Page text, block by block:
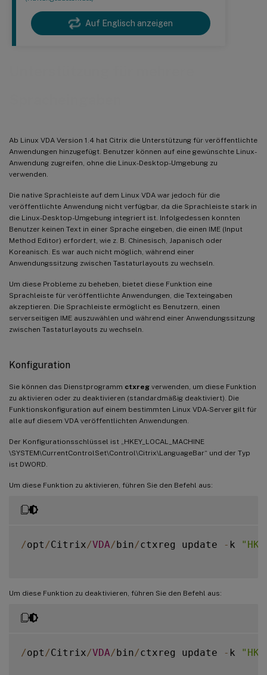
Auf Englisch anzeigen
Ab Linux VDA Version 1.4 hat Citrix die Unterstützung für veröffentlichte
Anwendungen hinzugefügt. Benutzer können auf eine gewünschte Linux-
Anwendung zugreifen, ohne die Linux-Desktop-Umgebung zu
verwenden.
Die native Sprachleiste auf dem Linux VDA war jedoch für die
veröffentlichte Anwendung nicht verfügbar, da die Sprachleiste stark in
die Linux-Desktop-Umgebung integriert ist. Infolgedessen konnten
Benutzer keinen Text in einer Sprache eingeben, die einen IME (Input
Method Editor) erfordert, wie z. B. Chinesisch, Japanisch oder
Koreanisch. Es war auch nicht möglich, während einer
Anwendungssitzung zwischen Tastaturlayouts zu wechseln.
Um diese Probleme zu beheben, bietet diese Funktion eine
Sprachleiste für veröffentlichte Anwendungen, die Texteingaben
akzeptieren. Die Sprachleiste ermöglicht es Benutzern, einen
serverseitigen IME auszuwählen und während einer Anwendungssitzung
zwischen Tastaturlayouts zu wechseln.
Konfiguration
Sie können das Dienstprogramm ctxreg verwenden, um diese Funktion
zu aktivieren oder zu deaktivieren (standardmäßig deaktiviert). Die
Funktionskonfiguration auf einem bestimmten Linux VDA-Server gilt für
alle auf diesem VDA veröffentlichten Anwendungen.
Der Konfigurationsschlüssel ist „HKEY_LOCAL_MACHINE
\SYSTEM\CurrentControlSet\Control\Citrix\LanguageBar“ und der Typ
ist DWORD.
Um diese Funktion zu aktivieren, führen Sie den Befehl aus:
/opt /Citrix/VDA/bin/ctxreg update - k
Um diese Funktion zu deaktivieren, führen Sie den Befehl aus:
/opt /Citrix/VDA/bin/ctxreg update - k